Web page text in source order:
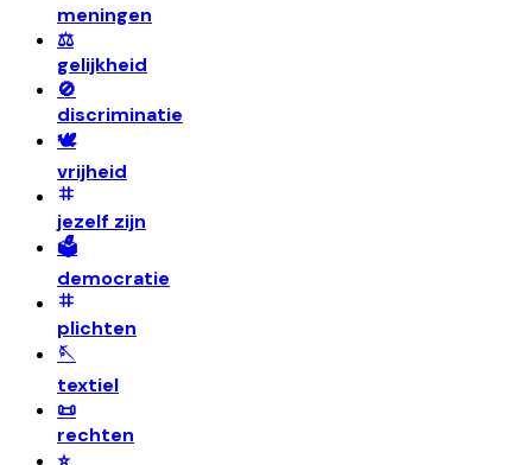
meningen
⚖️
gelijkheid
🚫
discriminatie
🕊️
vrijheid
jezelf zijn
🗳️
democratie
plichten
🪡
textiel
📜
rechten